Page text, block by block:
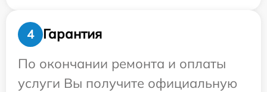
4
Гарантия
По окончании ремонта и оплаты
услуги Вы получите официальную